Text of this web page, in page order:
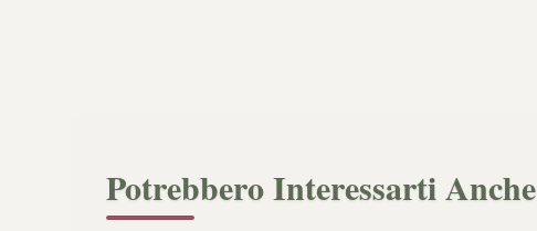
Potrebbero Interessarti Anche